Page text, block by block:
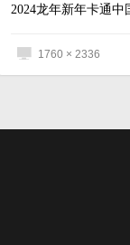
2024龙年新年卡通
1760 × 2336